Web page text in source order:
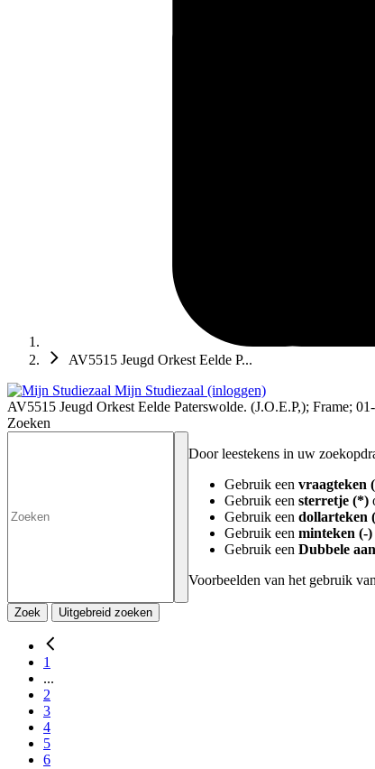
AV5515 Jeugd Orkest Eelde P...
Mijn Studiezaal (inloggen)
AV5515 Jeugd Orkest Eelde Paterswolde. (J.O.E.P,); Frame;
Zoeken
Door leestekens in uw
Gebruik een vraagteken
Gebruik een sterretje (*)
Gebruik een dollarteken
Gebruik een minteken (-)
Gebruik een Dubbele
Voorbeelden van het gebruik
Zoek Uitgebreid zoeken
1
...
2
3
4
5
6